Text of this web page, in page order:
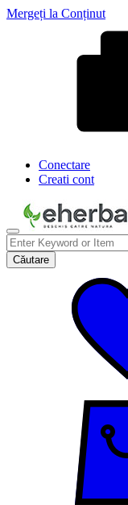
Mergeți la Conținut
Conectare
Creati cont
Căutare